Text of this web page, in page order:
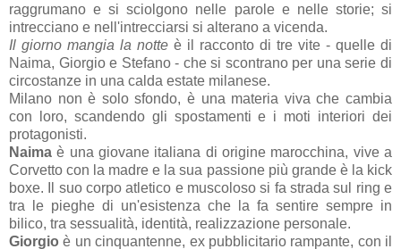
raggrumano e si sciolgono nelle parole e nelle storie; si
intrecciano e nell'intrecciarsi si alterano a vicenda.
Il giorno mangia la notte è il racconto di tre vite - quelle di
Naima, Giorgio e Stefano - che si scontrano per una serie di
circostanze in una calda estate milanese.
Milano non è solo sfondo, è una materia viva che cambia
con loro, scandendo gli spostamenti e i moti interiori dei
protagonisti.
Naima è una giovane italiana di origine marocchina, vive a
Corvetto con la madre e la sua passione più grande è la kick
boxe. Il suo corpo atletico e muscoloso si fa strada sul ring e
tra le pieghe di un'esistenza che la fa sentire sempre in
bilico, tra sessualità, identità, realizzazione personale.
Giorgio è un cinquantenne, ex pubblicitario rampante, con il